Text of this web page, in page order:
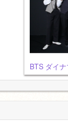
BTS ダイ